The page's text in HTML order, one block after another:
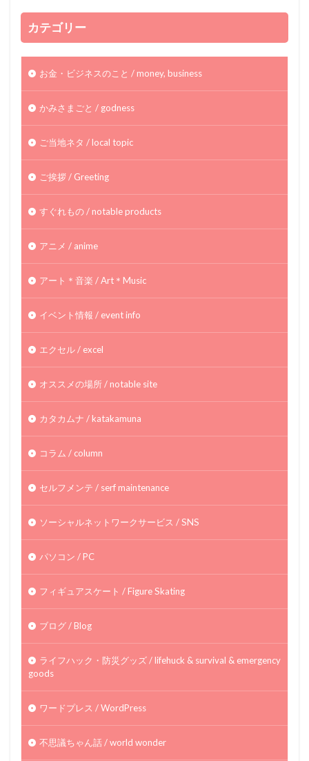
カテゴリー
お金・ビジネスのこと / money, business
かみさまごと / godness
ご当地ネタ / local topic
ご挨拶 / Greeting
すぐれもの / notable products
アニメ / anime
アート＊音楽 / Art＊Music
イベント情報 / event info
エクセル / excel
オススメの場所 / notable site
カタカムナ / katakamuna
コラム / column
セルフメンテ / serf maintenance
ソーシャルネットワークサービス / SNS
パソコン / PC
フィギュアスケート / Figure Skating
ブログ / Blog
ライフハック・防災グッズ / lifehuck & survival & emergency
goods
ワードプレス / WordPress
不思議ちゃん話 / world wonder